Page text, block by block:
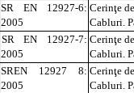
SR EN 12927-6:
2005
Cerinţe
Cabluri.
SR EN 12927-7:
2005
Cerinţe
Cabluri.
SREN 12927 8:
2005
Cerinţe
Cabluri.